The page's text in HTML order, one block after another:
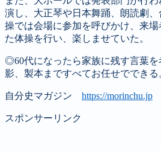
演し、大正琴や日本舞踊、朗読劇
操では会場に参加を呼びかけ、来
た体操を行い、楽しませていた。
◎60代になったら家族に残す言葉
影、製本まですべてお任せでできる
自分史マガジン https://morinchu.jp
スポンサーリンク